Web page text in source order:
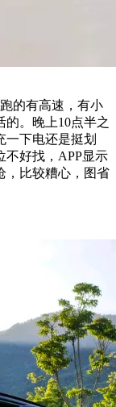
的有高速，有小
的。晚上10点半之
一下电还是挺划
不好找，APP显示
，比较糟心，图省